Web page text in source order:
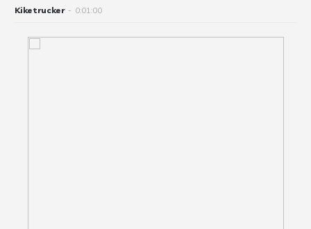
Kiketrucker - 0:01:00